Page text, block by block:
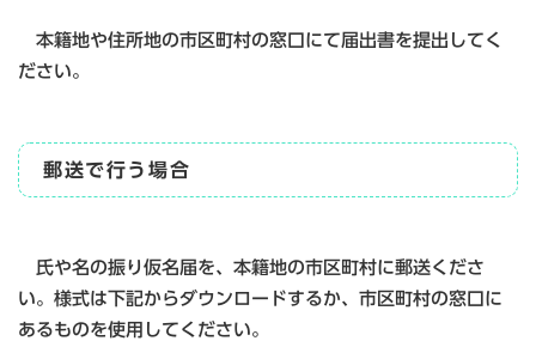
本籍地や住所地の市区町村の窓口にて届出書を提出してく
ださい。
郵送で行う場合
氏や名の振り仮名届を、本籍地の市区町村に郵送くださ
い。様式は下記からダウンロードするか、市区町村の窓口に
あるものを使用してください。